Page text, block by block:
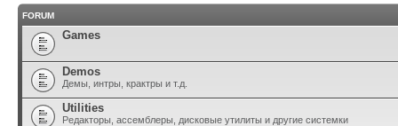
FORUM
Games
Demos
Демы, интры, крактры и т.д.
Utilities
Редакторы, ассемблеры, дисковые утилиты и другие системки